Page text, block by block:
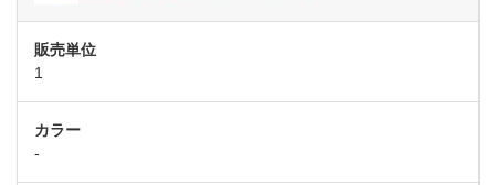
1
-